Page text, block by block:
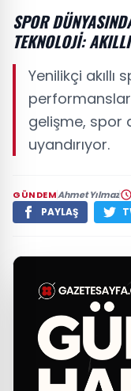
SPOR
TEKNOLOJI:
Yenilikçi akıllı
gelişme, spor
uyandırıyor.
GÜNDEMAhmet Yılmaz
PAYLAŞ